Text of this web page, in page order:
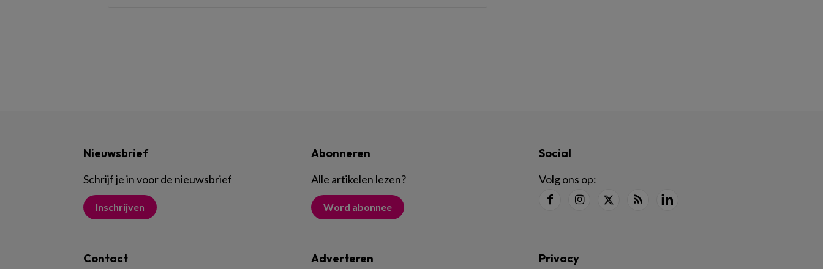
Nieuwsbrief
Schrijf je in voor de nieuwsbrief
Inschrijven
Abonneren
Alle artikelen lezen?
Word abonnee
Social
Volg ons op:
Contact Adverteren Privacy